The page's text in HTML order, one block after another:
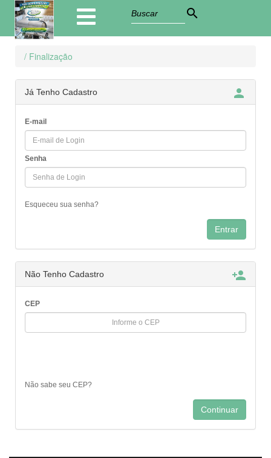
search
/ Finalização
Já Tenho Cadastro 
E-mail
Senha
Esqueceu sua senha?
Não Tenho Cadastro 
CEP
Não sabe seu CEP?